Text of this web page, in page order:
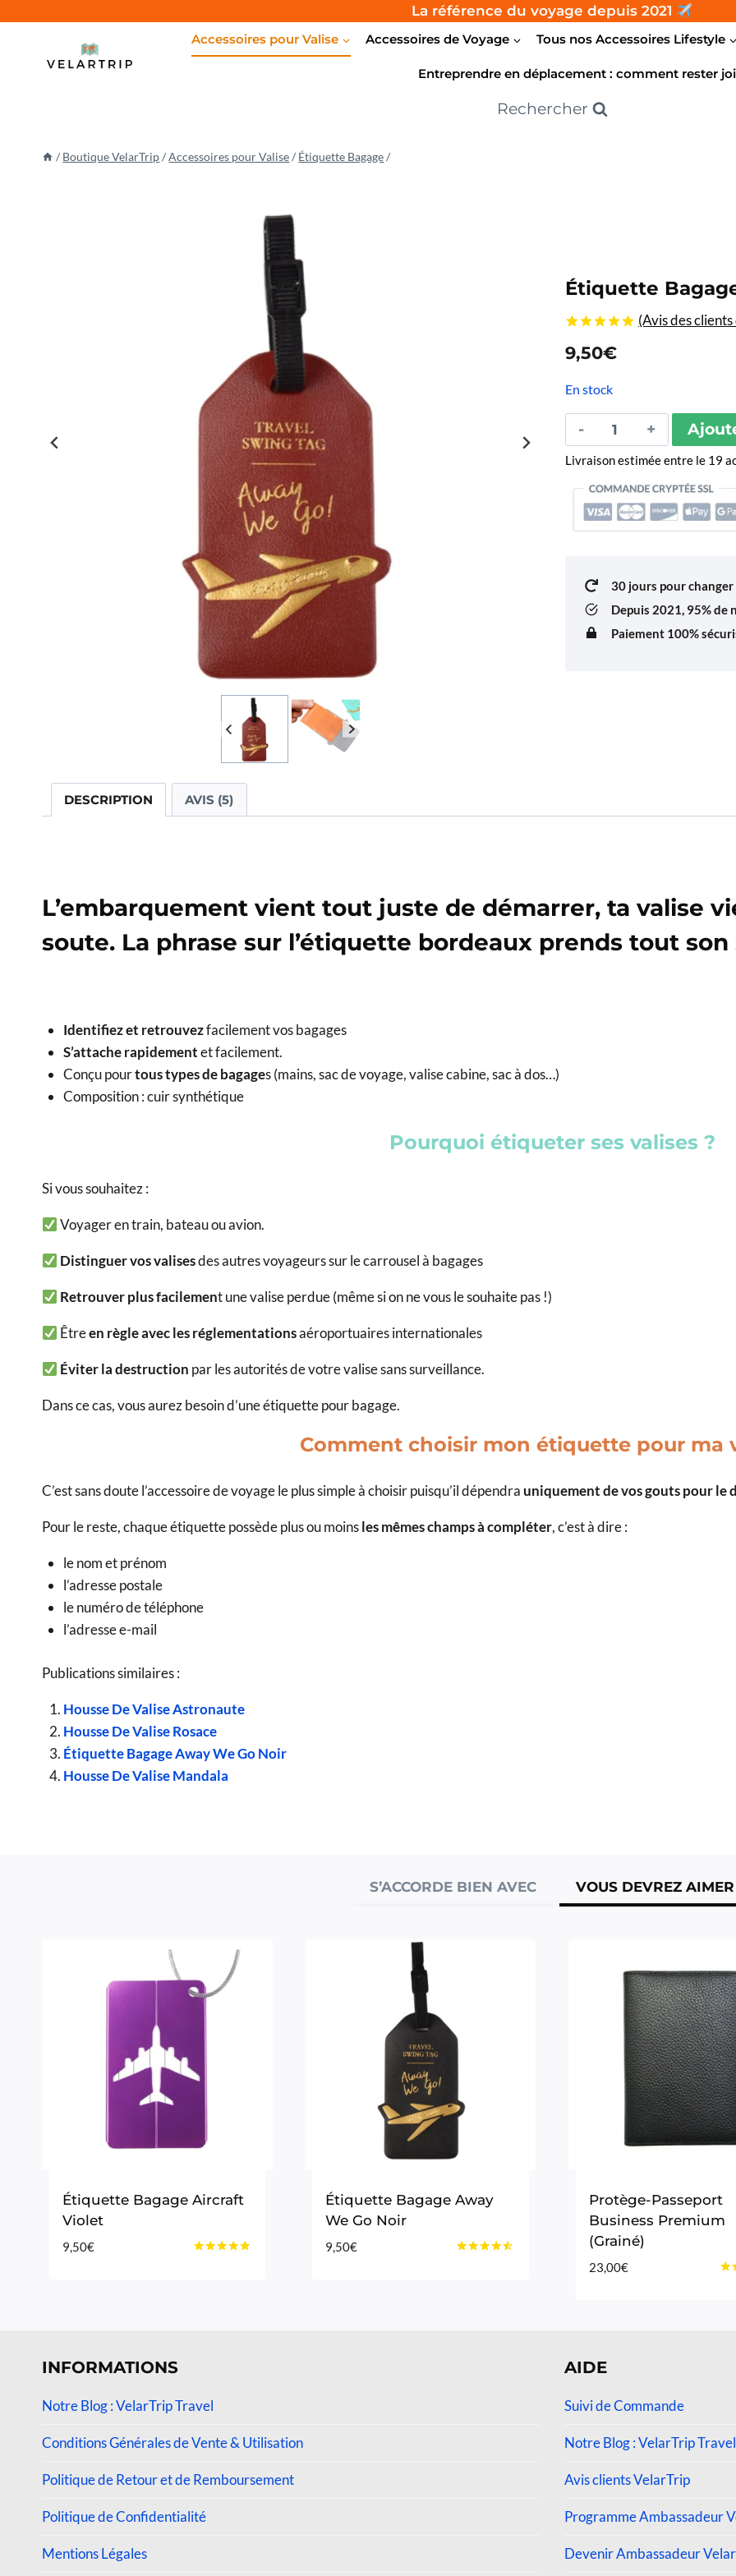
La référence du voyage depuis 2021
Accessoires pour Valise Accessoires de Voyage Tous nos Accessoires Lifestyle
Entreprendre en déplacement : comment rester
Rechercher
/ Boutique VelarTrip / Accessoires pour Valise / Étiquette Bagage /
Étiquette
basé sur
évaluations
des clients
(Avis des clients
9,50€
En stock
quantité
de
Étiquette
Bagage
Away
We
Bordeaux
Livraison estimée entre le 19
30 jours pour changer
Depuis 2021, 95% de
Paiement 100%
DESCRIPTION AVIS (5)
L’embarquement vient tout juste de démarrer, ta valise
soute. La phrase sur l’étiquette bordeaux prends tout son
Identifiez et retrouvezfacilement vos bagages
S’attache rapidementet facilement.
Conçu pourtous types de bagages (mains, sac de voyage, valise cabine, sac à dos…)
Composition : cuir synthétique
Pourquoi étiqueter ses valises ?
Si vous souhaitez :
Voyager en train, bateau ou avion.
Distinguer vos valisesdes autres voyageurs sur le carrousel à bagages
Retrouver plus facilement une valise perdue (même si on ne vous le souhaite pas !)
Êtreen règle avec les réglementationsaéroportuairesinternationales
Éviter la destruction par les autorités de votre valise sans surveillance.
Dans ce cas, vous aurez besoin d’une étiquette pour bagage.
Comment choisir mon étiquette pour ma
C’est sans doute l’accessoire de voyage le plus simple à choisir puisqu’il dépendra uniquement de vos gouts pour le
Pour le reste, chaque étiquette possède plus ou moinsles mêmes champs à compléter, c’est à dire :
le nom et prénom
l’adresse postale
le numéro de téléphone
l’adresse e-mail
Publications similaires :
Housse De Valise Astronaute
Housse De Valise Rosace
Étiquette Bagage Away We Go Noir
Housse De Valise Mandala
S’ACCORDE BIEN AVEC VOUS DEVREZ AIMER
Étiquette Bagage Aircraft
Violet
9,50€
Étiquette Bagage Away
We Go Noir
9,50€
Protège-Passeport
Business Premium
(Grainé)
23,00€
INFORMATIONS
Notre Blog : VelarTrip Travel
Conditions Générales de Vente & Utilisation
Politique de Retour et de Remboursement
Politique de Confidentialité
Mentions Légales
AIDE
Suivi de Commande
Notre Blog : VelarTrip Travel
Avis clients VelarTrip
Programme Ambassadeur
Devenir Ambassadeur